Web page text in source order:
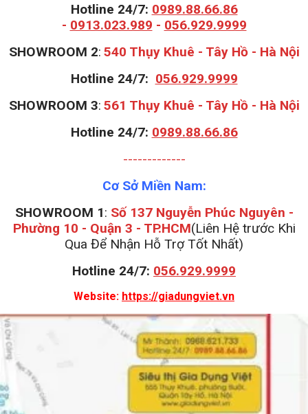
Hotline 24/7: 0989.88.66.86
- 0913.023.989 - 056.929.9999
SHOWROOM 2: 540 Thụy Khuê - Tây Hồ - Hà Nội
Hotline 24/7: 056.929.9999
SHOWROOM 3: 561 Thụy Khuê - Tây Hồ - Hà Nội
Hotline 24/7: 0989.88.66.86
-------------
Cơ Sở Miền Nam:
SHOWROOM 1: Số 137 Nguyễn Phúc Nguyên -
Phường 10 - Quận 3 - TP.HCM(Liên Hệ trước Khi
Qua Để Nhận Hỗ Trợ Tốt Nhất)
Hotline 24/7: 056.929.9999
Website: https://giadungviet.vn